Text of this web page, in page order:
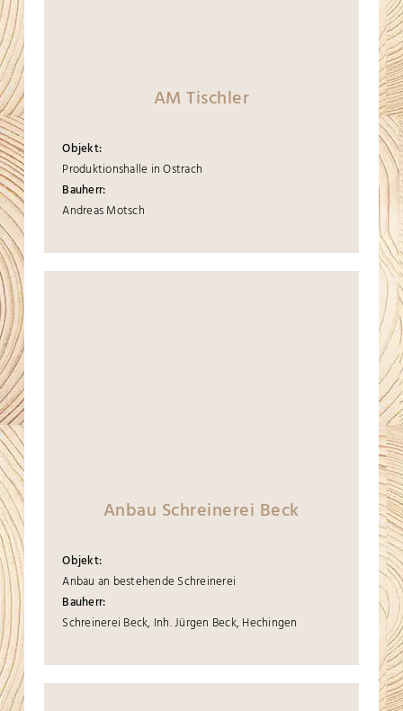
AM Tischler
Objekt:
Produktionshalle in Ostrach
Bauherr:
Andreas Motsch
Anbau Schreinerei Beck
Objekt:
Anbau an bestehende Schreinerei
Bauherr:
Schreinerei Beck, Inh. Jürgen Beck, Hechingen